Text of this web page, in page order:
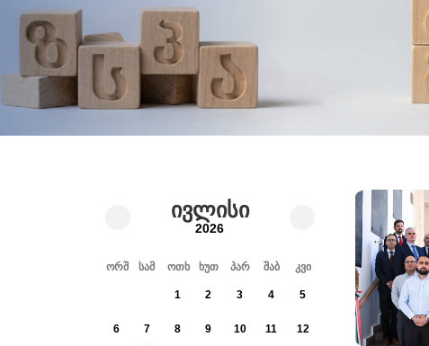
ივლისი
2026
ორშ სამ ოთხ ხუთ პარ შაბ კვი
1 2 3 4 5
6 7 8 9 10 11 12